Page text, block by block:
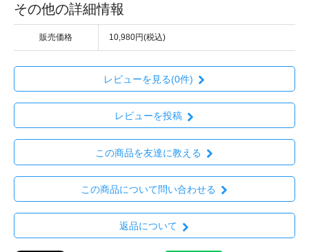
その他の詳細情報
販売価格 10,980円(税込)
レビューを見る(0件)
レビューを投稿
この商品を友達に教える
この商品について問い合わせる
返品について